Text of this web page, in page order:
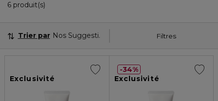
6 produit(s)
Filtres
Trier par Nos Suggestions
Exclusivité Exclusivité
34%